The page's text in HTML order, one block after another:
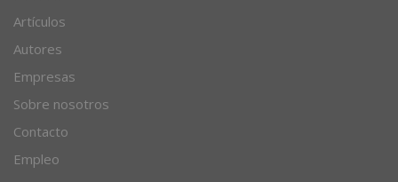
Artículos
Autores
Empresas
Sobre nosotros
Contacto
Empleo